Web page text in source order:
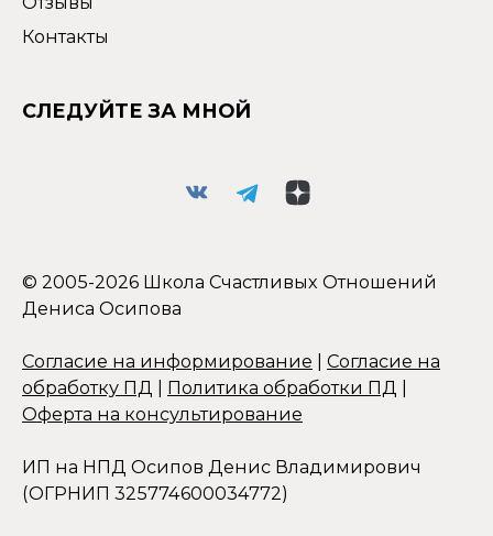
Контакты
СЛЕДУЙТЕ ЗА МНОЙ
© 2005-2026 Школа Счастливых Отношений
Дениса Осипова
Согласие на информирование
Согласие на
обработку ПД
Политика обработки ПД
Оферта на консультирование
ИП на НПД Осипов Денис Владимирович
(ОГРНИП 325774600034772)